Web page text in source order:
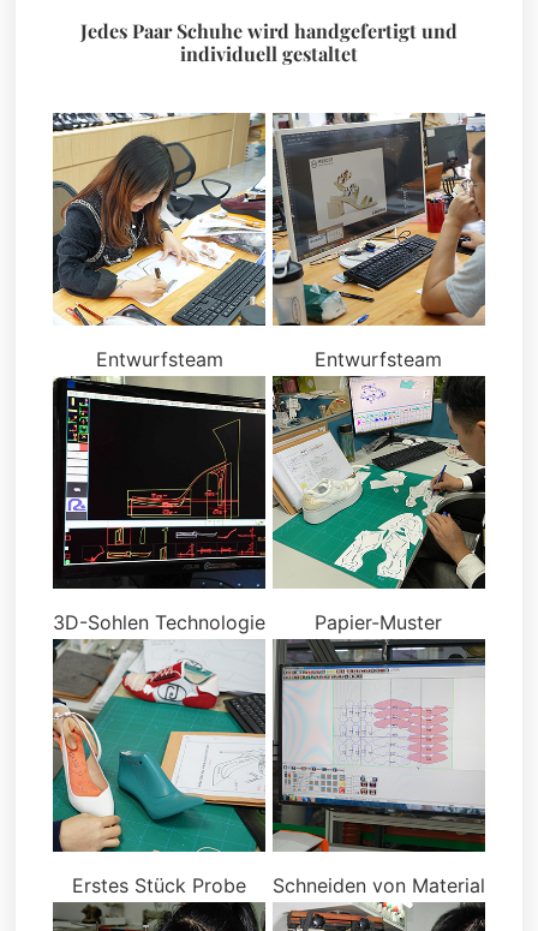
Jedes Paar Schuhe wird handgefertigt und
individuell gestaltet
Entwurfsteam Entwurfsteam
3D-Sohlen Technologie Papier-Muster
Erstes Stück Probe Schneiden von Material